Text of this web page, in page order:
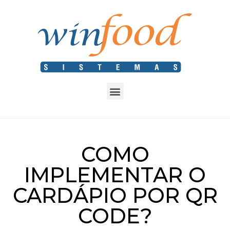
COMO
IMPLEMENTAR O
CARDÁPIO POR QR
CODE?